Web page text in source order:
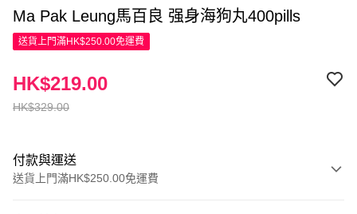
Ma Pak Leung馬百良 强身海狗丸400pills
送貨上門滿HK$250.00免運費
HK$329.00
HK$219.00
付款與運送
送貨上門滿HK$250.00免運費